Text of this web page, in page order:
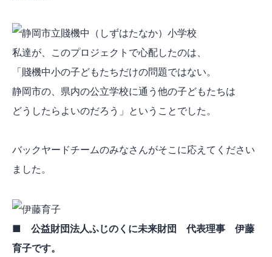
私達が、このプロジェクトで心配したのは、
「賤機中小の子どもたちだけの問題ではない。
静岡市の、県内の公立学校に通う他の子どもたちは
どうしたらよいのだろう」ということでした。
バックヤードチームのみなさんがそこに応えてください
ました。
■ 公益財団法人ふじのくに未来財団 代表理事 伊藤
育子です。